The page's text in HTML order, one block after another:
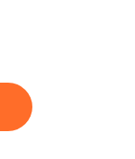
imua?